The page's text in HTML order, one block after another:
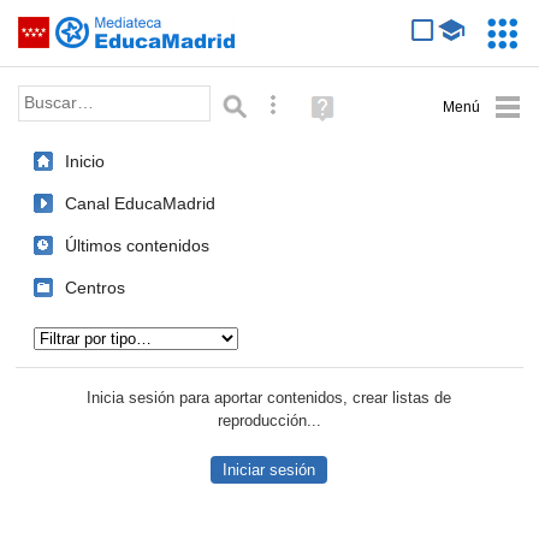
Saltar navegación
Palabra o frase: Búsqueda avanzada
Ayuda
(en
Inicio
Canal EducaMadrid
Últimos contenidos
Centros
Inicia sesión para aportar contenidos, crear listas de
reproducción...
Iniciar sesión